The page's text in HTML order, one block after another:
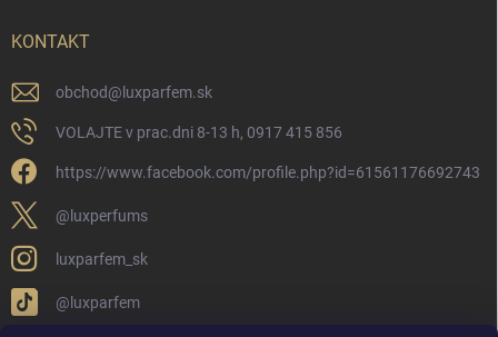
KONTAKT
obchod@ luxparfem.sk
VOLAJTE v prac.dni 8-13 h, 0917 415 856
https://www.facebook.com/profile.php?id=61561176692743
@luxperfums
luxparfem_sk
@luxparfem